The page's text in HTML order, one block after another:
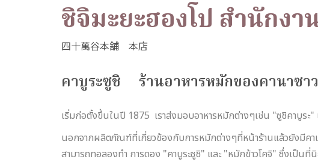
ชิจิมะยะฮองโป สำนักงา
คาบูระซูชิ ร้านอาหารหมักของคานาซ
เริ่มก่อตั้งขึ้นในปี 1875 เราส่งมอบอาหารหมักต่างๆเช่น "ซูชิคาบูระ"
นอกจากผลิตภัณฑ์ที่เกี่ยวข้องกับการหมักต่างๆที่หน้าร้านแล้วยังมีคาเ
สามารถทอลองทำ การดอง "คาบูระซูชิ" และ "หมักข้าวโคจิ" ซึ่งเป็